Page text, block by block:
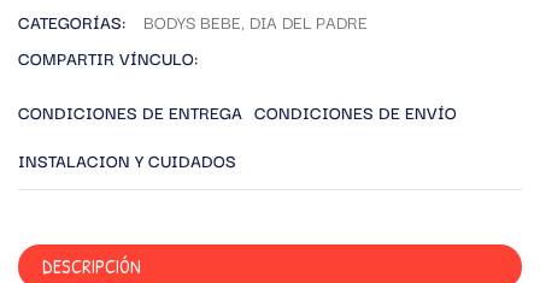
CATEGORÍAS: BODYS BEBE, DIA DEL PADRE
COMPARTIR VÍNCULO:
CONDICIONES DE ENTREGA CONDICIONES DE ENVÍO
INSTALACION Y CUIDADOS
DESCRIPCIÓN